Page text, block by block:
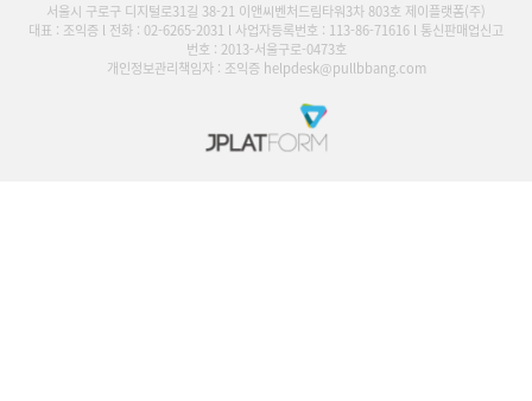
서울시 구로구 디지털로31길 38-21 이앤씨벤처드림타워3차 803호 제이플랫폼(주)
대표 : 조익증 l 전화 : 02-6265-2031 l 사업자등록번호 : 113-86-71616 l 통신판매업신고
번호 : 2013-서울구로-0473호
개인정보관리책임자 : 조익증 helpdesk@pullbbang.com